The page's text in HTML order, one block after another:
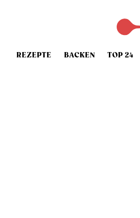
REZEPTE BACKEN TOP 24